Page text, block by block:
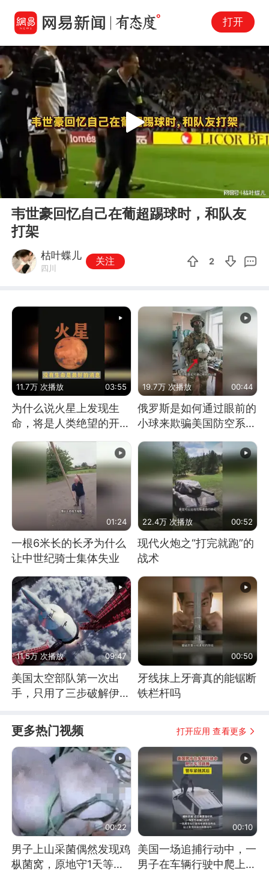
打开
00:00 01:03
Play
韦世豪回忆自己在葡超踢球时，和队友
打架
枯叶蝶儿
四川
关注 2
11.7万 次播放 03:55
为什么说火星上发现生
命，将是人类绝望的开
始？
19.7万 次播放 00:44
俄罗斯是如何通过眼前的
小球来欺骗美国防空系统
的
01:24
一根6米长的长矛为什么
让中世纪骑士集体失业
22.4万 次播放 00:52
现代火炮之“打完就跑”的
战术
11.5万 次播放 09:47
美国太空部队第一次出
手，只用了三步破解伊朗
00:50
牙线抹上牙膏真的能锯断
铁栏杆吗
更多热门视频 打开应用 查看更多
00:22
男子上山采菌偶然发现鸡
枞菌窝，原地守1天等它
00:10
美国一场追捕行动中，一
男子在车辆行驶中爬上车